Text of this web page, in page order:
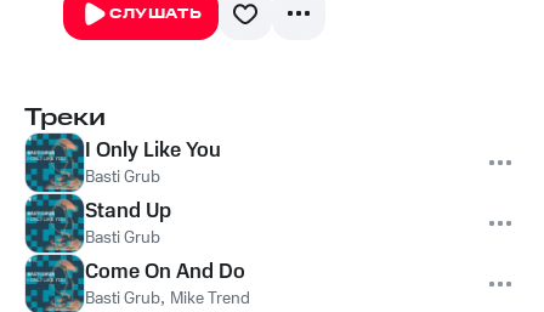
СЛУШАТЬ
Треки
I Only Like You
Basti Grub
Stand Up
Basti Grub
Come On And Do
Basti Grub, Mike Trend